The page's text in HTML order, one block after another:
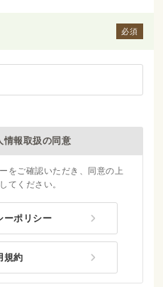
必須
情報取扱の同意
をご確認いただき、同意の上
てください。
ーポリシー
規約